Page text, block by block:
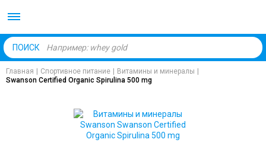
ПОИСК
Главная Спортивное питание Витамины и минералы
Swanson Certified Organic Spirulina 500 mg